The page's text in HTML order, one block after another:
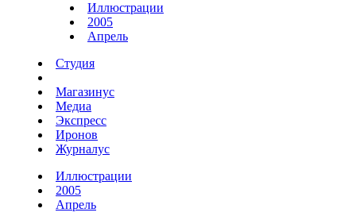
Иллюстрации
2005
Апрель
Студия
Магазинус
Медиа
Экспресс
Иронов
Журналус
Иллюстрации
2005
Апрель